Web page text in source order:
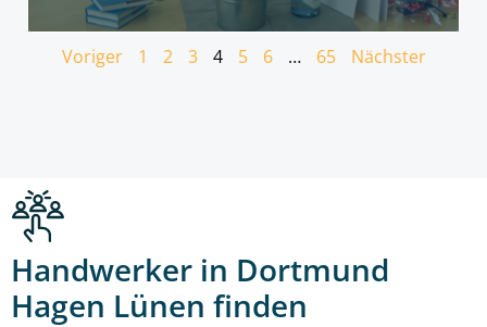
Voriger 1 2 3 4 5 6 … 65 Nächster
Handwerker in Dortmund
Hagen Lünen finden